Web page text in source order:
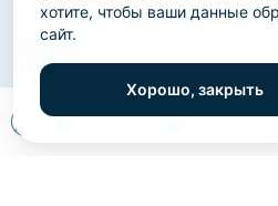
0 0
хотите, чтобы ваши данные
сайт.
Хорошо, закрыть
2026 ООО «Научно-
«ОРТОДЕНТ»